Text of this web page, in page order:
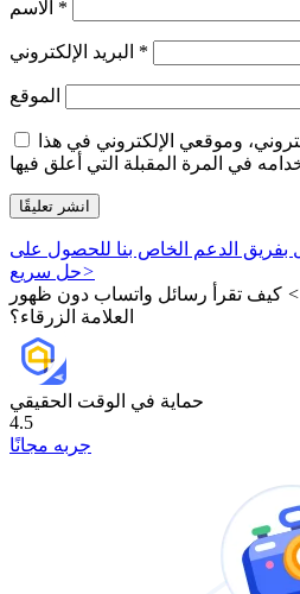
*
*
الموقع
وموقعي الإلكتروني في هذا
بفريق الدعم الخاص بنا للحصول على
حل سريع>
> كيف تقرأ رسائل واتساب دون ظهور
العلامة الزرقاء؟
حماية في الوقت الحقيقي
4.5
جربه مجانًا